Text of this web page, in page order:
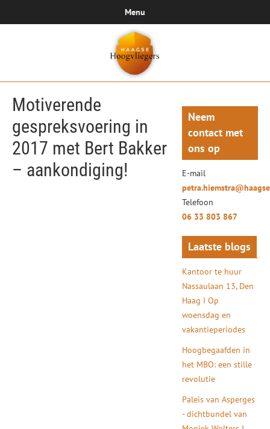
Menu
Motiverende
gespreksvoering in
2017 met Bert Bakker
– aankondiging!
Neem
contact met
ons op
E-mail
Telefoon
06 33 803 867
Laatste blogs
Kantoor te huur
Nassaulaan 13, Den
Haag I Op
woensdag en
vakantieperiodes
Hoogbegaafden in
het MBO: een stille
revolutie
Paleis van Asperges
- dichtbundel van